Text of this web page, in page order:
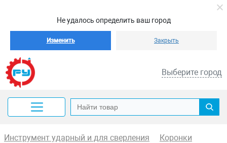
Не удалось определить ваш город
Изменить Закрыть
Выберите город
Инструмент ударный и для сверления
Коронки